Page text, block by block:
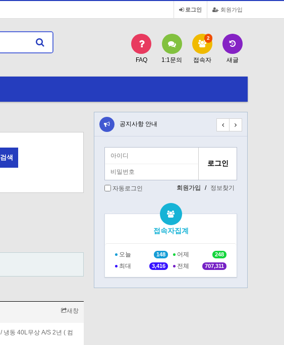
회원가입
로그인
FAQ 1:1문의 접속자
2
새글
검색
새창
동 40L무상 A/S 2년 ( 컴
공지사항 안내 공지사항 안내
자동로그인 회원가입 / 정보찾기
접속자집계
오늘 148 어제 248
최대 3,416 전체 707,311